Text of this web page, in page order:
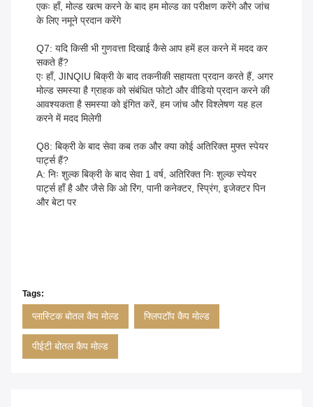
एकः हाँ, मोल्ड खत्म करने के बाद हम मोल्ड का परीक्षण करेंगे और जांच
के लिए नमूने प्रदान करेंगे
Q7: यदि किसी भी गुणवत्ता दिखाई कैसे आप हमें हल करने में मदद कर
सकते हैं?
एः हाँ, JINQIU बिक्री के बाद तकनीकी सहायता प्रदान करते हैं, अगर
मोल्ड समस्या है ग्राहक को संबंधित फोटो और वीडियो प्रदान करने की
आवश्यकता है समस्या को इंगित करें, हम जांच और विश्लेषण यह हल
करने में मदद मिलेगी
Q8: बिक्री के बाद सेवा कब तक और क्या कोई अतिरिक्त मुफ्त स्पेयर
पार्ट्स हैं?
A: निः शुल्क बिक्री के बाद सेवा 1 वर्ष, अतिरिक्त निः शुल्क स्पेयर
पार्ट्स हाँ है और जैसे कि ओ रिंग, पानी कनेक्टर, स्प्रिंग, इजेक्टर पिन
और बेटा पर
Tags:
प्लास्टिक बोतल कैप मोल्ड फ्लिपटॉप कैप मोल्ड
पीईटी बोतल कैप मोल्ड